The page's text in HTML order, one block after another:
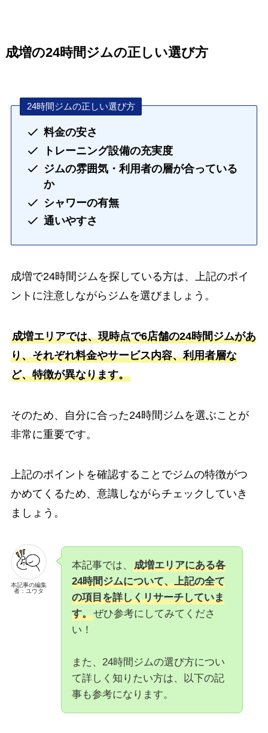
成増の24時間ジムの正しい選び方
24時間ジムの正しい選び方
料金の安さ
トレーニング設備の充実度
ジムの雰囲気・利用者の層が合っている
か
シャワーの有無
通いやすさ
成増で24時間ジムを探している方は、上記のポイ
ントに注意しながらジムを選びましょう。
成増エリアでは、現時点で6店舗の24時間ジムがあ
り、それぞれ料金やサービス内容、利用者層な
ど、特徴が異なります。
そのため、自分に合った24時間ジムを選ぶことが
非常に重要です。
上記のポイントを確認することでジムの特徴がつ
かめてくるため、意識しながらチェックしていき
ましょう。
本記事の編集
者：ユウタ
本記事では、
成増エリアにある各
24時間ジムについて、上記の全て
の項目を詳しくリサーチしていま
す。ぜひ参考にしてみてくださ
い！
また、24時間ジムの選び方につい
て詳しく知りたい方は、以下の記
事も参考になります。